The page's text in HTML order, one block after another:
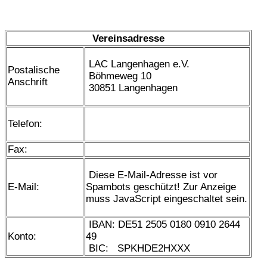
Vereinsadresse
Postalische
Anschrift
LAC Langenhagen e.V.
Böhmeweg 10
30851 Langenhagen
Telefon:
Fax:
E-Mail:
Diese E-Mail-Adresse ist vor
Spambots geschützt! Zur Anzeige
muss JavaScript eingeschaltet sein.
Konto:
IBAN: DE51 2505 0180 0910 2644
49
BIC: SPKHDE2HXXX